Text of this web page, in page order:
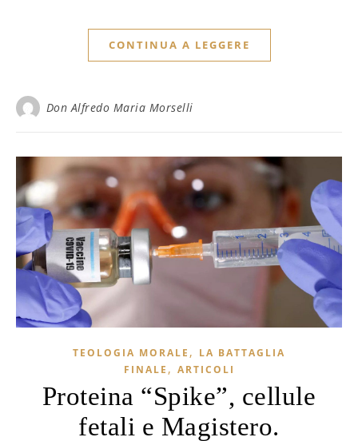
CONTINUA A LEGGERE
Don Alfredo Maria Morselli
TEOLOGIA MORALE , LA BATTAGLIA
FINALE , ARTICOLI
Proteina “Spike”, cellule
fetali e Magistero.